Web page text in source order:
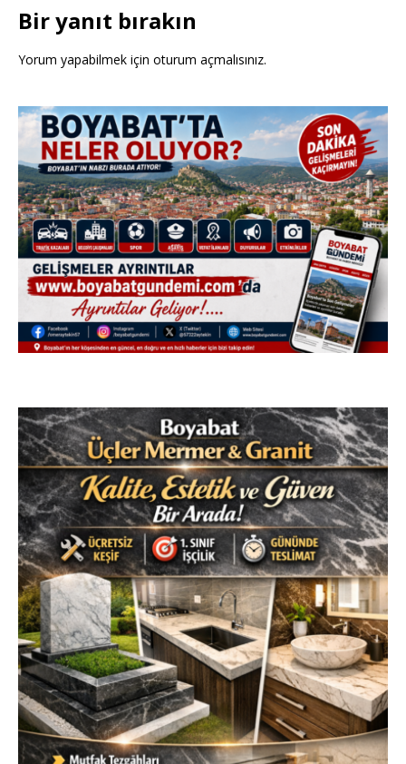
Bir yanıt bırakın
Yorum yapabilmek için oturum açmalısınız.